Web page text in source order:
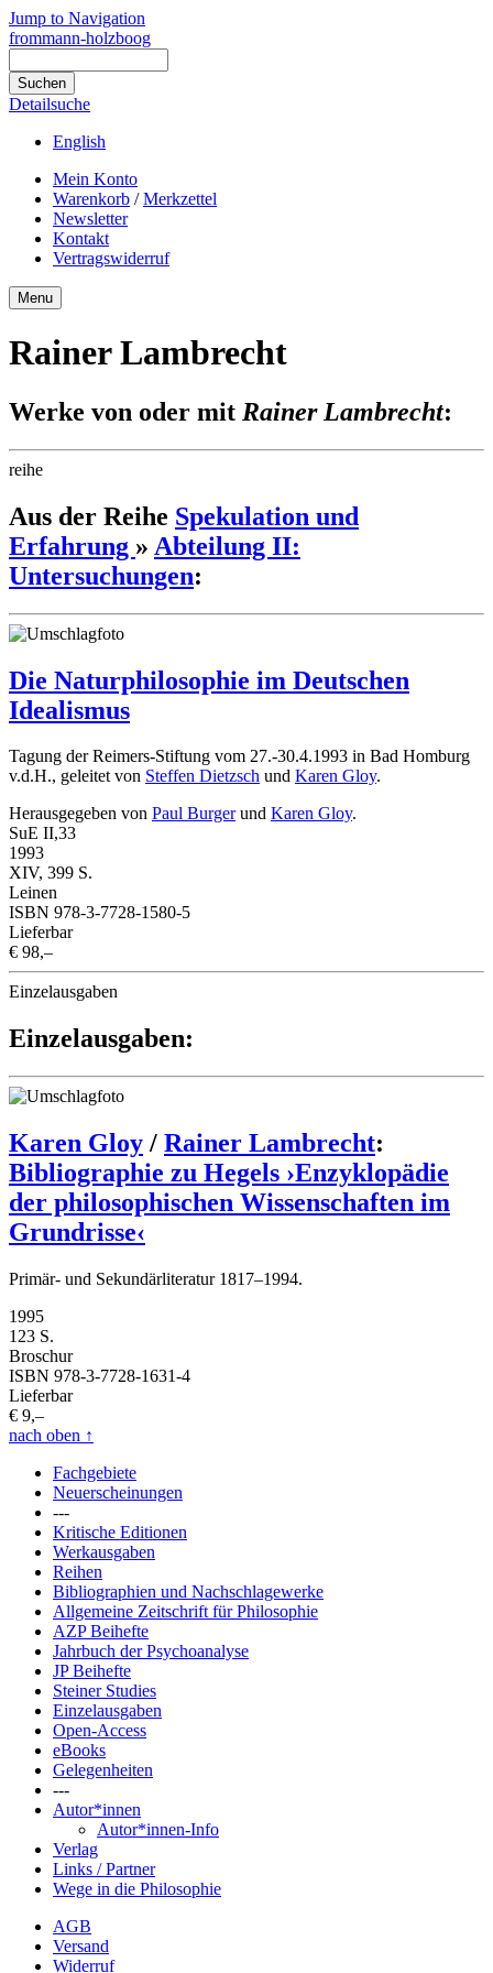
Jump to Navigation
frommann-holzboog
Detailsuche
English
Mein Konto
Warenkorb /Merkzettel
Newsletter
Kontakt
Vertragswiderruf
Menu
Rainer Lambrecht
Werke von oder mit Rainer Lambrecht:
reihe
Aus der Reihe Spekulation und
Erfahrung » Abteilung II:
Untersuchungen:
Die Naturphilosophie im Deutschen
Idealismus
Tagung der Reimers-Stiftung vom 27.-30.4.1993 in Bad Homburg
v.d.H., geleitet von Steffen Dietzsch und Karen Gloy.
Herausgegeben von Paul Burgerund Karen Gloy.
SuE II,33
1993
XIV, 399 S.
Leinen
ISBN 978-3-7728-1580-5
Lieferbar
€ 98,–
Einzelausgaben
Einzelausgaben:
Karen Gloy / Rainer Lambrecht:
Bibliographie zu Hegels ›Enzyklopädie
der philosophischen Wissenschaften im
Grundrisse‹
Primär- und Sekundärliteratur 1817–1994.
1995
123 S.
Broschur
ISBN 978-3-7728-1631-4
Lieferbar
€ 9,–
nach oben ↑
Fachgebiete
Neuerscheinungen
---
Kritische Editionen
Werkausgaben
Reihen
Bibliographien und Nachschlagewerke
Allgemeine Zeitschrift für Philosophie
AZP Beihefte
Jahrbuch der Psychoanalyse
JP Beihefte
Steiner Studies
Einzelausgaben
Open-Access
eBooks
Gelegenheiten
---
Autor*innen
Autor*innen-Info
Verlag
Links / Partner
Wege in die Philosophie
AGB
Versand
Widerruf